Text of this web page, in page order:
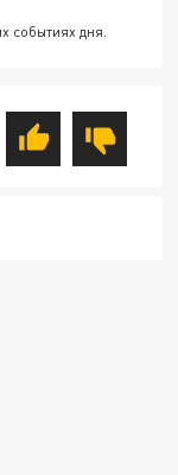
событиях дня.